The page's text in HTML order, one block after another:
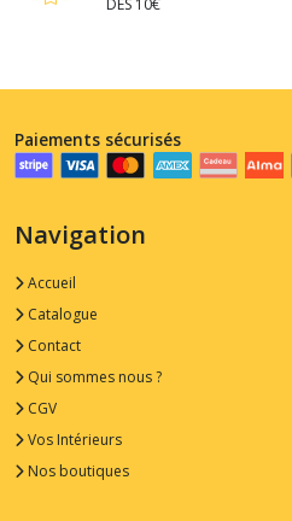
DÈS 10€
Paiements sécurisés
Navigation
Accueil
Catalogue
Contact
Qui sommes nous ?
CGV
Vos Intérieurs
Nos boutiques